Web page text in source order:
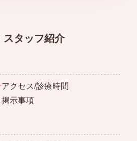
スタッフ紹介
アクセス/診療時間
示事項